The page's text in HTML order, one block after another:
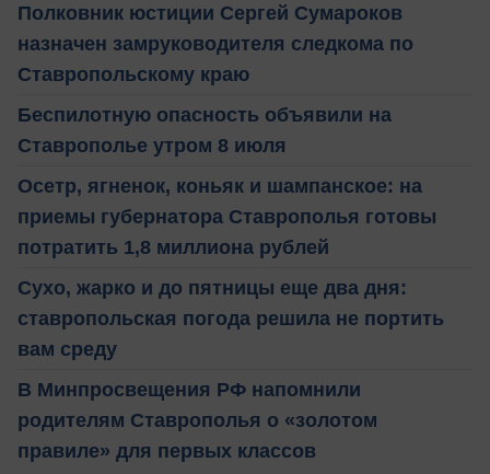
Полковник юстиции Сергей Сумароков
назначен замруководителя следкома по
Ставропольскому краю
Беспилотную опасность объявили на
Ставрополье утром 8 июля
Осетр, ягненок, коньяк и шампанское: на
приемы губернатора Ставрополья готовы
потратить 1,8 миллиона рублей
Сухо, жарко и до пятницы еще два дня:
ставропольская погода решила не портить
вам среду
В Минпросвещения РФ напомнили
родителям Ставрополья о «золотом
правиле» для первых классов